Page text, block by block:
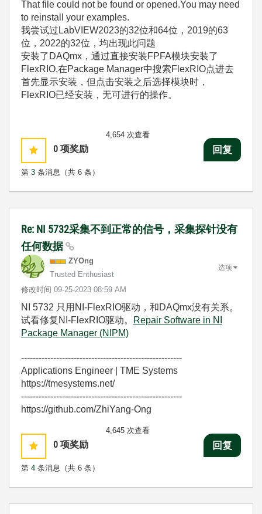
That file could not be found or opened.You may need
to reinstall your examples.
我尝试过LabVIEW2023的32位和64位，2019的63
位，2022的32位，均出现此问题
安装了DAQmx，通过直接安装FPFA模块安装了
FlexRIO,在Package Manager中搜索FlexRIO点进去
首先显示安装，但点击安装之后选择模块时，
FlexRIO已经安装，无可进行的操作。
0 项奖励
第 3 条消息（共 6 条）
4,654 次查看
回复
Re: NI 5732采集不到正常的信号，采集探针没有
任何数据
ZYOng
Trusted Enthusiast
修改时间 ‎09-25-2023 08:59 AM
选项
NI 5732 只用NI-FlexRIO驱动，和DAQmx没有关系。
试看修复NI-FlexRIO驱动。
Repair Software in NI
Package Manager (NIPM)
-------------------------------------------------------
Applications Engineer | TME Systems
https://tmesystems.net/
-------------------------------------------------------
https://github.com/ZhiYang-Ong
0 项奖励
第 4 条消息（共 6 条）
4,645 次查看
回复